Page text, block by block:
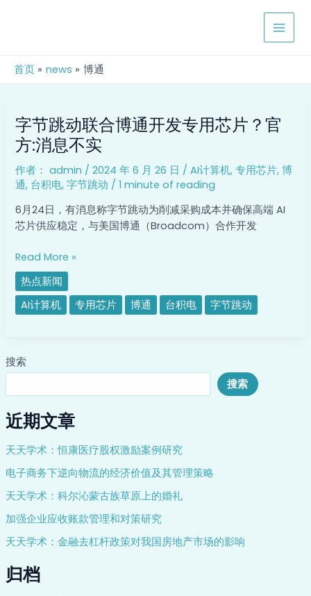
MAIN
首页 news 博通
搜索
搜索
近期文章
天天学术：恒康医疗股权激励案例研究
电子商务下逆向物流的经济价值及其管理策略
天天学术：科尔沁蒙古族草原上的婚礼
加强企业应收账款管理和对策研究
天天学术：金融去杠杆政策对我国房地产市场的影响
归档
字节跳动联合博通开发专用芯片？官
方:消息不实
作者： admin /2024 年 6 月 26 日 /AI计算机,专用芯片,博
通, 台积电,字节跳动 /1 minute of reading
6月24日，有消息称字节跳动为削减采购成本并确保高端 AI
芯片供应稳定，与美国博通（Broadcom）合作开发
节
跳
动
联
合
博
通
开
用
芯
片？
消
息
不
实
Read More »
热点新闻
AI计算机
专用芯片 博通 台积电 字节跳动